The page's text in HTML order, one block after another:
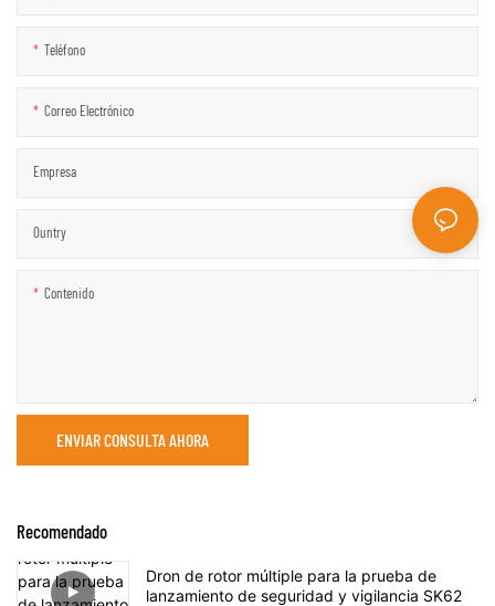
Teléfono
Correo Electrónico
Empresa
Ountry
Contenido
ENVIAR CONSULTA AHORA
Recomendado
Dron de rotor múltiple para la prueba de
lanzamiento de seguridad y vigilancia SK62